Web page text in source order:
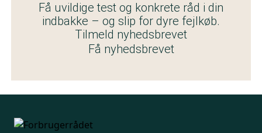
Få uvildige test og konkrete råd i din
indbakke – og slip for dyre fejlkøb.
Tilmeld nyhedsbrevet
Få nyhedsbrevet